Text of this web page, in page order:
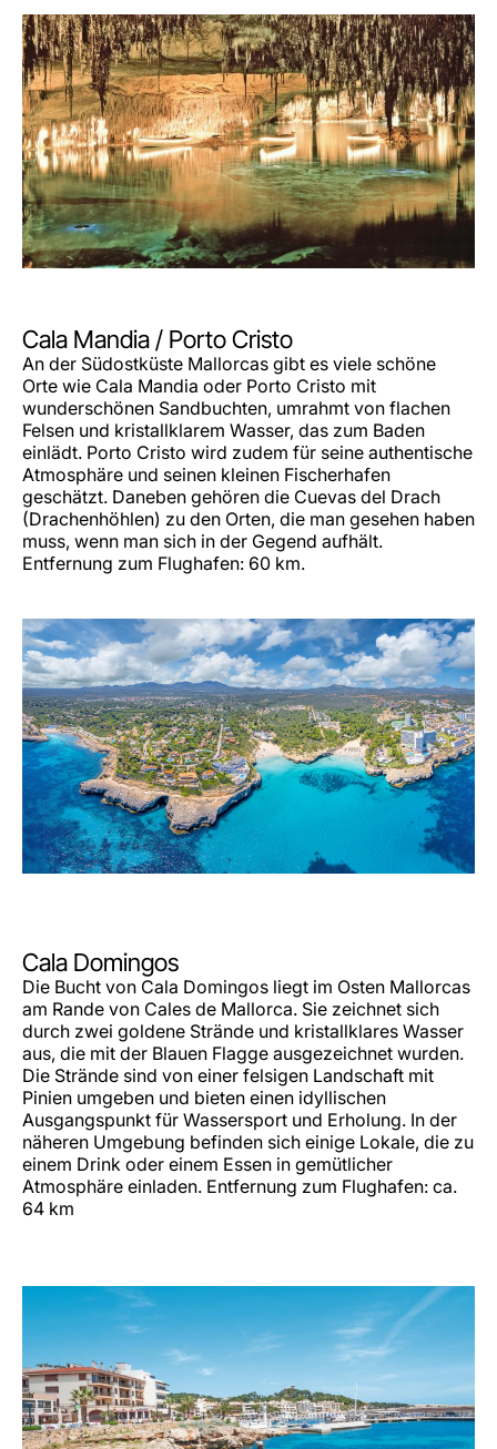
Cala Mandia / Porto Cristo
An der Südostküste Mallorcas gibt es viele schöne
Orte wie Cala Mandia oder Porto Cristo mit
wunderschönen Sandbuchten, umrahmt von flachen
Felsen und kristallklarem Wasser, das zum Baden
einlädt. Porto Cristo wird zudem für seine authentische
Atmosphäre und seinen kleinen Fischerhafen
geschätzt. Daneben gehören die Cuevas del Drach
(Drachenhöhlen) zu den Orten, die man gesehen haben
muss, wenn man sich in der Gegend aufhält.
Entfernung zum Flughafen: 60 km.
Cala Domingos
Die Bucht von Cala Domingos liegt im Osten Mallorcas
am Rande von Cales de Mallorca. Sie zeichnet sich
durch zwei goldene Strände und kristallklares Wasser
aus, die mit der Blauen Flagge ausgezeichnet wurden.
Die Strände sind von einer felsigen Landschaft mit
Pinien umgeben und bieten einen idyllischen
Ausgangspunkt für Wassersport und Erholung. In der
näheren Umgebung befinden sich einige Lokale, die zu
einem Drink oder einem Essen in gemütlicher
Atmosphäre einladen. Entfernung zum Flughafen: ca.
64 km